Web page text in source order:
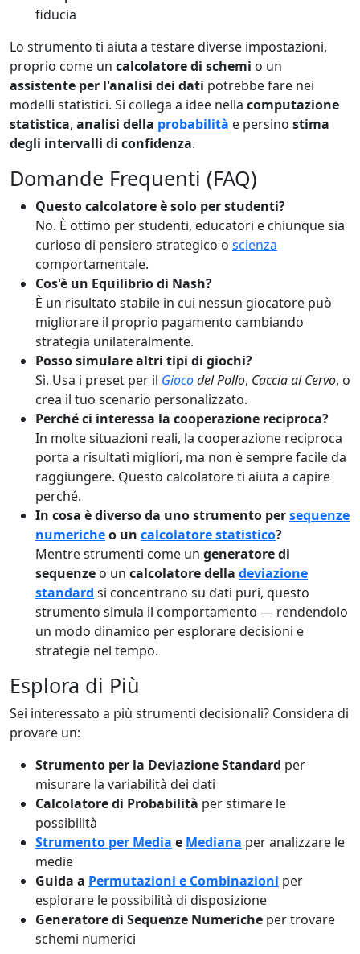
fiducia
Lo strumento ti aiuta a testare diverse impostazioni,
proprio come un calcolatore di schemi o un
assistente per l'analisi dei dati potrebbe fare nei
modelli statistici. Si collega a idee nella computazione
statistica, analisi della probabilità e persino stima
degli intervalli di confidenza.
Domande Frequenti (FAQ)
Questo calcolatore è solo per studenti?
No. È ottimo per studenti, educatori e chiunque sia
curioso di pensiero strategico o scienza
comportamentale.
Cos'è un Equilibrio di Nash?
È un risultato stabile in cui nessun giocatore può
migliorare il proprio pagamento cambiando
strategia unilateralmente.
Posso simulare altri tipi di giochi?
Sì. Usa i preset per il Giocodel Pollo, Caccia al Cervo, o
crea il tuo scenario personalizzato.
Perché ci interessa la cooperazione reciproca?
In molte situazioni reali, la cooperazione reciproca
porta a risultati migliori, ma non è sempre facile da
raggiungere. Questo calcolatore ti aiuta a capire
perché.
In cosa è diverso da uno strumento persequenze
numericheo un calcolatore statistico?
Mentre strumenti come un generatore di
sequenze o un calcolatore della deviazione
standard si concentrano su dati puri, questo
strumento simula il comportamento — rendendolo
un modo dinamico per esplorare decisioni e
strategie nel tempo.
Esplora di Più
Sei interessato a più strumenti decisionali? Considera di
provare un:
Strumento per la Deviazione Standard per
misurare la variabilità dei dati
Calcolatore di Probabilità per stimare le
possibilità
Strumento per Media e Mediana per analizzare le
medie
Guida a Permutazioni e Combinazioni per
esplorare le possibilità di disposizione
Generatore di Sequenze Numeriche per trovare
schemi numerici